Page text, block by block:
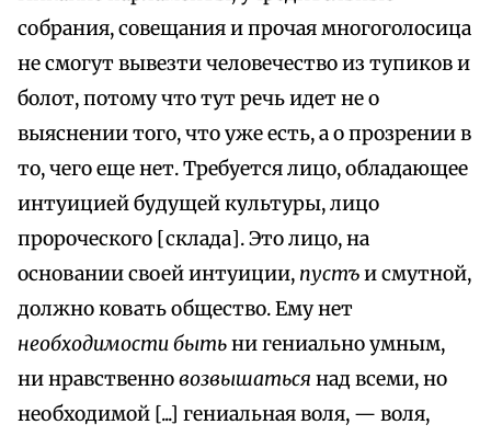
собрания, совещания и прочая многоголосица
не смогут вывезти человечество из тупиков и
болот, потому что тут речь идет не о
выяснении того, что уже есть, а о прозрении в
то, чего еще нет. Требуется лицо, обладающее
интуицией будущей культуры, лицо
пророческого [склада]. Это лицо, на
основании своей интуиции, пустъи смутной,
должно ковать общество. Ему нет
необходимости бытьни гениально умным,
ни нравственновозвышаться над всеми, но
необходимой [...] гениальная воля, — воля,